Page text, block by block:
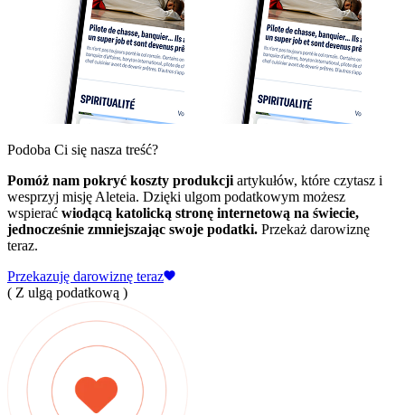
Podoba Ci się nasza treść?
Pomóż nam pokryć koszty produkcji artykułów, które czytasz i
wesprzyj misję Aleteia. Dzięki ulgom podatkowym możesz
wspierać wiodącą katolicką stronę internetową na świecie,
jednocześnie zmniejszając swoje podatki. Przekaż darowiznę
teraz.
Przekazuję darowiznę teraz
( Z ulgą podatkową )